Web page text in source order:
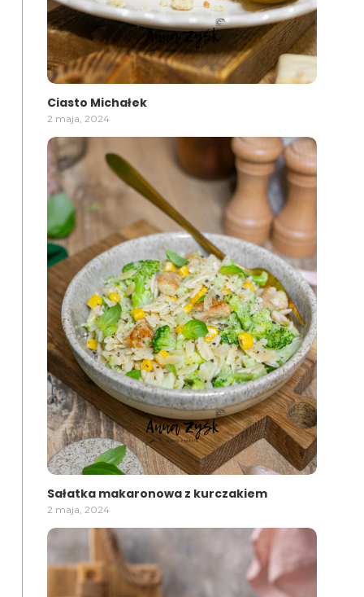
Ciasto Michałek
2 maja, 2024
Sałatka makaronowa z kurczakiem
2 maja, 2024